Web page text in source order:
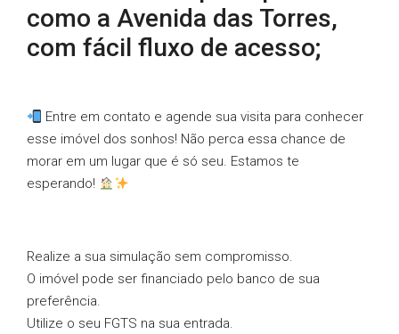
como a Avenida das Torres,
com fácil fluxo de acesso;
Entre em contato e agende sua visita para conhecer
esse imóvel dos sonhos! Não perca essa chance de
morar em um lugar que é só seu. Estamos te
esperando!
Realize a sua simulação sem compromisso.
O imóvel pode ser financiado pelo banco de sua
preferência.
Utilize o seu FGTS na sua entrada.